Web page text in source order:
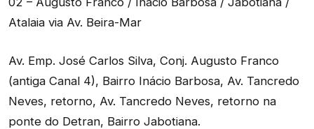
Atalaia via Av. Beira-Mar
Av. Emp. José Carlos Silva, Conj. Augusto Franco
(antiga Canal 4), Bairro Inácio Barbosa, Av. Tancredo
Neves, retorno, Av. Tancredo Neves, retorno na
ponte do Detran, Bairro Jabotiana.